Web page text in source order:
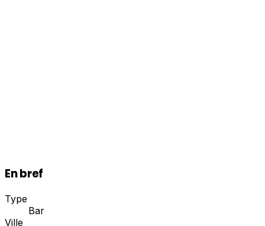
En bref
Type
Bar
Ville